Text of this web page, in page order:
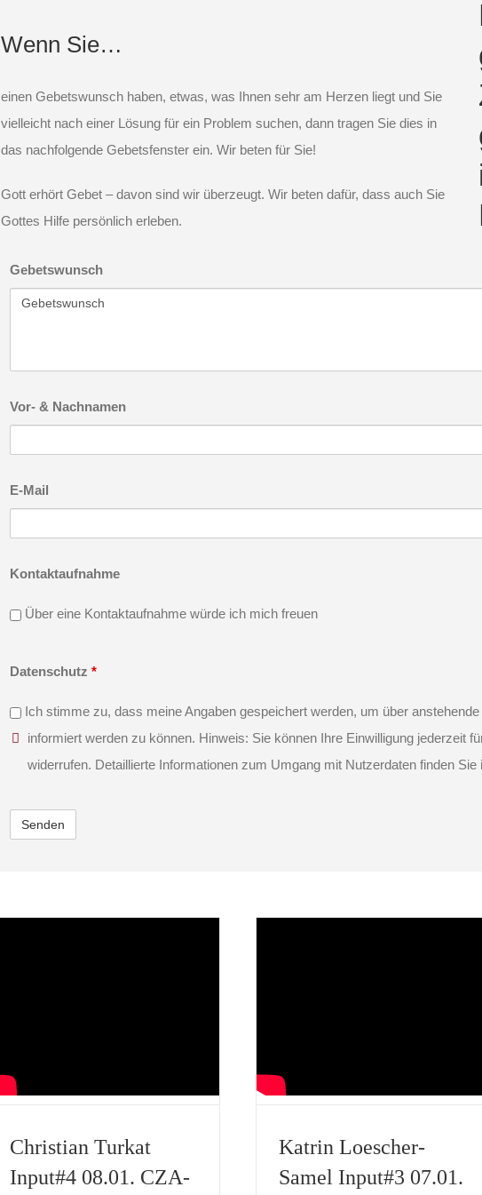
Wenn Sie…
einen Gebetswunsch haben, etwas, was Ihnen sehr am Herzen liegt und Sie
vielleicht nach einer Lösung für ein Problem suchen, dann tragen Sie dies in
das nachfolgende Gebetsfenster ein. Wir beten für Sie!
Gott erhört Gebet – davon sind wir überzeugt. Wir beten dafür, dass auch Sie
Gottes Hilfe persönlich erleben.
Gebetswunsch
Vor- & Nachnamen
E-Mail
Kontaktaufnahme
Über eine Kontaktaufnahme würde ich mich freuen
Datenschutz *
Ich stimme zu, dass meine Angaben gespeichert werden, um über
informiert werden zu können. Hinweis: Sie können Ihre Einwilligung jederzeit
widerrufen. Detaillierte Informationen zum Umgang mit Nutzerdaten finden Sie
Christian Turkat
Input#4 08.01. CZA-
Katrin Loescher-
Samel Input#3 07.01.